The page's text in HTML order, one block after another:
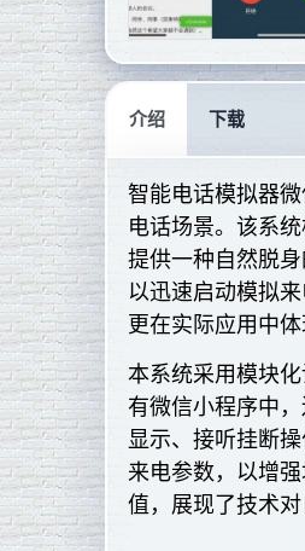
介绍 下载
智能电话模拟器
电话场景。该系
提供一种自然脱
以迅速启动模拟
更在实际应用中
本系统采用模块
有微信小程序中
显示、接听挂断
来电参数，以增
值，展现了技术对